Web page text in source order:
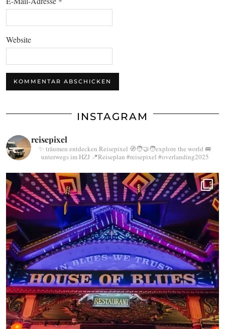
Website
INSTAGRAM
reisepixel
✨ träumen entdecken Reisepixel 🧭🧑‍🤝‍🧑explore the world 🚐
unterwegs im HZJ 📍Reiseplan #reisepixel #overlanding2025